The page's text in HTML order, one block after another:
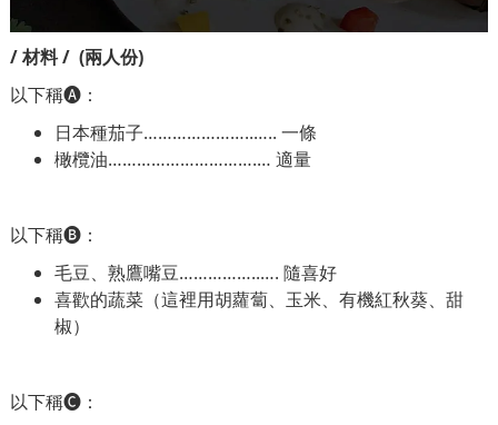
/ 材料 / (兩人份)
以下稱🅐：
日本種茄子…………………..….. 一條
橄欖油………………………….… 適量
以下稱🅑：
毛豆、熟鷹嘴豆……………..…. 隨喜好
喜歡的蔬菜（這裡用胡蘿蔔、玉米、有機紅秋葵、甜
椒）
以下稱🅒：